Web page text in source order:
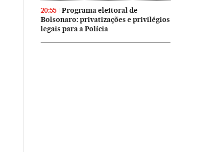
20:55
Programa eleitoral de
Bolsonaro: privatizações e privilégios
legais para a Polícia